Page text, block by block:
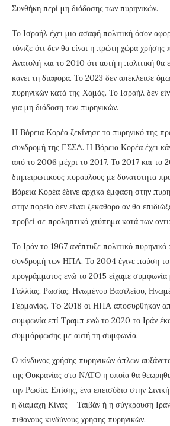
Συνθήκη περί μη διάδοσης των πυρηνικών.
Το Ισραήλ έχει μια ασαφή πολιτική όσον
τόνιζε ότι δεν θα είναι η πρώτη χώρα
Ανατολή και το 2010 ότι αυτή η πολιτική θα
κάνει τη διαφορά. Το 2023 δεν απέκλεισε
πυρηνικών κατά της Χαμάς. Το Ισραήλ δεν
για μη διάδοση των πυρηνικών.
Η Βόρεια Κορέα ξεκίνησε το πυρηνικό της
συνδρομή της ΕΣΣΔ. Η Βόρεια Κορέα έχει
από το 2006 μέχρι το 2017. Το 2017 και το
διηπειρωτικούς πυραύλους με δυνατότητα
Βόρεια Κορέα έδινε αρχικά έμφαση στην
στην πορεία δεν είναι ξεκάθαρο αν θα
προβεί σε προληπτικό χτύπημα κατά των
Το Ιράν το 1967 ανέπτυξε πολιτικό
συνδρομή των ΗΠΑ. Το 2004 έγινε παύση
προγράμματος ενώ το 2015 είχαμε συμφωνία
Γαλλίας, Ρωσίας, Ηνωμένου Βασιλείου,
Γερμανίας. To 2018 οι ΗΠΑ αποσυρθήκαν
συμφωνία επί Τραμπ ενώ το 2020 το Ιράν
συμμόρφωσης με αυτή τη συμφωνία.
Ο κίνδυνος χρήσης πυρηνικών όπλων
της Ουκρανίας στο ΝΑΤΟ η οποία θα
την Ρωσία. Επίσης, ένα επεισόδιο στην
η διαμάχη Κίνας – Ταιβάν ή η σύγκρουση
πιθανούς κινδύνους χρήσης πυρηνικών.